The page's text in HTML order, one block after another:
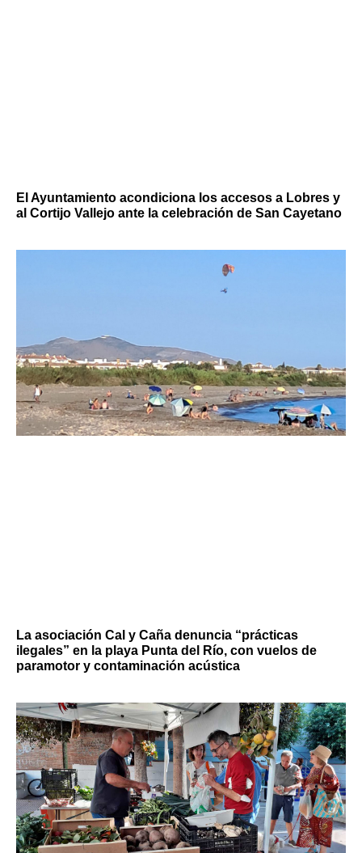
El Ayuntamiento acondiciona los accesos a Lobres y
al Cortijo Vallejo ante la celebración de San Cayetano
La asociación Cal y Caña denuncia “prácticas
ilegales” en la playa Punta del Río, con vuelos de
paramotor y contaminación acústica